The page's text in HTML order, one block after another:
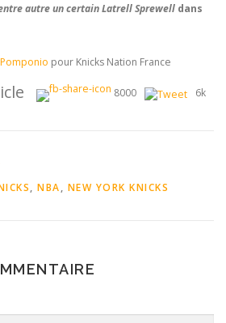
autre un certain Latrell Sprewell dans
pour Knicks Nation France
8000 6k
, NBA, NEW YORK KNICKS